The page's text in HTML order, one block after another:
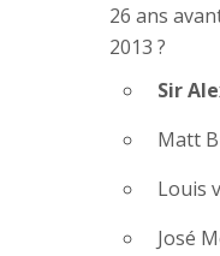
26 ans
2013 ?
Sir
Matt
Louis
José